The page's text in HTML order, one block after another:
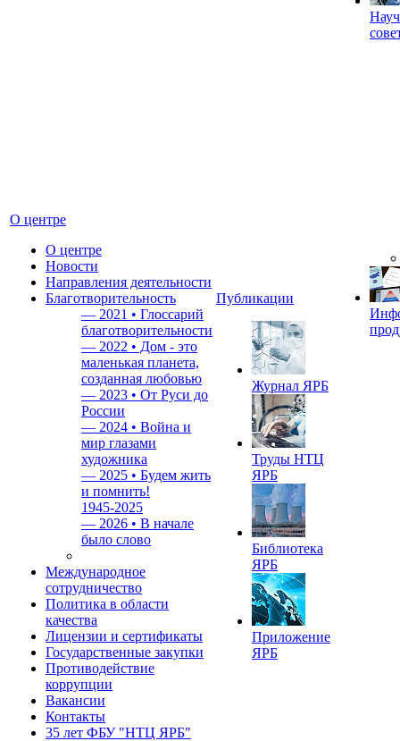
О центре
О центре
Новости
Направления деятельности
Благотворительность
— 2021 • Глоссарий
благотворительности
— 2022 • Дом - это
маленькая планета,
созданная любовью
— 2023 • От Руси до
России
— 2024 • Война и
мир глазами
художника
— 2025 • Будем жить
и помнить!
1945-2025
— 2026 • В начале
было слово
Международное
сотрудничество
Политика в области
качества
Лицензии и сертификаты
Государственные закупки
Противодействие
коррупции
Вакансии
Контакты
35 лет ФБУ "НТЦ ЯРБ"
Публикации
Журнал ЯРБ
Труды НТЦ
ЯРБ
Библиотека
ЯРБ
Приложение
ЯРБ